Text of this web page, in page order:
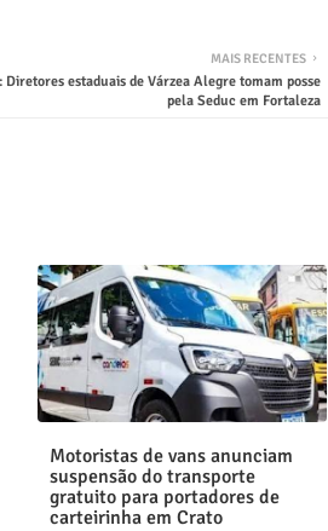
MAIS RECENTES
Diretores estaduais de Várzea Alegre tomam posse
pela Seduc em Fortaleza
Motoristas de vans anunciam
suspensão do transporte
gratuito para portadores de
carteirinha em Crato